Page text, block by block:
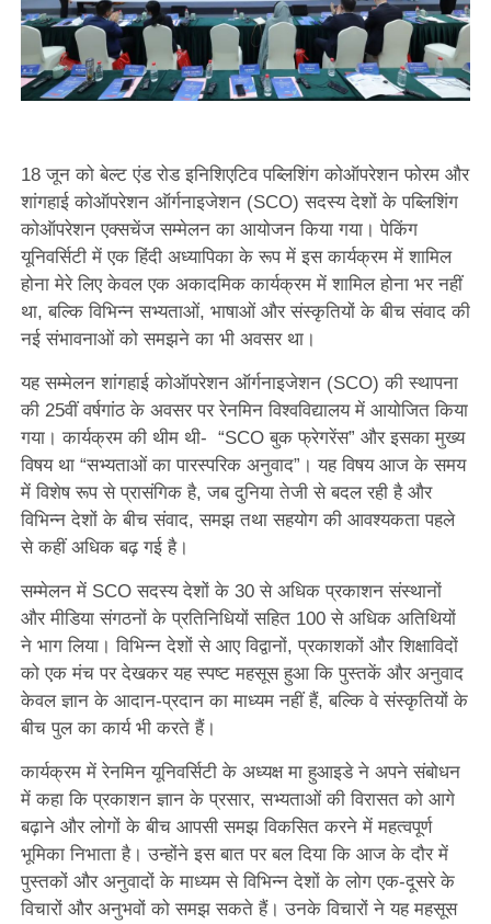
18 जून को बेल्ट एंड रोड इनिशिएटिव पब्लिशिंग कोऑपरेशन फोरम और
शांगहाई कोऑपरेशन ऑर्गनाइजेशन (SCO) सदस्य देशों के पब्लिशिंग
कोऑपरेशन एक्सचेंज सम्मेलन का आयोजन किया गया। पेकिंग
यूनिवर्सिटी में एक हिंदी अध्यापिका के रूप में इस कार्यक्रम में शामिल
होना मेरे लिए केवल एक अकादमिक कार्यक्रम में शामिल होना भर नहीं
था, बल्कि विभिन्न सभ्यताओं, भाषाओं और संस्कृतियों के बीच संवाद की
नई संभावनाओं को समझने का भी अवसर था।
यह सम्मेलन शांगहाई कोऑपरेशन ऑर्गनाइजेशन (SCO) की स्थापना
की 25वीं वर्षगांठ के अवसर पर रेनमिन विश्वविद्यालय में आयोजित किया
गया। कार्यक्रम की थीम थी- “SCO बुक फ्रेगरेंस” और इसका मुख्य
विषय था “सभ्यताओं का पारस्परिक अनुवाद”। यह विषय आज के समय
में विशेष रूप से प्रासंगिक है, जब दुनिया तेजी से बदल रही है और
विभिन्न देशों के बीच संवाद, समझ तथा सहयोग की आवश्यकता पहले
से कहीं अधिक बढ़ गई है।
सम्मेलन में SCO सदस्य देशों के 30 से अधिक प्रकाशन संस्थानों
और मीडिया संगठनों के प्रतिनिधियों सहित 100 से अधिक अतिथियों
ने भाग लिया। विभिन्न देशों से आए विद्वानों, प्रकाशकों और शिक्षाविदों
को एक मंच पर देखकर यह स्पष्ट महसूस हुआ कि पुस्तकें और अनुवाद
केवल ज्ञान के आदान-प्रदान का माध्यम नहीं हैं, बल्कि वे संस्कृतियों के
बीच पुल का कार्य भी करते हैं।
कार्यक्रम में रेनमिन यूनिवर्सिटी के अध्यक्ष मा हुआइडे ने अपने संबोधन
में कहा कि प्रकाशन ज्ञान के प्रसार, सभ्यताओं की विरासत को आगे
बढ़ाने और लोगों के बीच आपसी समझ विकसित करने में महत्वपूर्ण
भूमिका निभाता है। उन्होंने इस बात पर बल दिया कि आज के दौर में
पुस्तकों और अनुवादों के माध्यम से विभिन्न देशों के लोग एक-दूसरे के
विचारों और अनुभवों को समझ सकते हैं। उनके विचारों ने यह महसूस